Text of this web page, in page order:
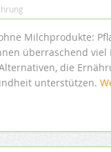
Milchprodukte:
überraschend viel
die
unterstützen.